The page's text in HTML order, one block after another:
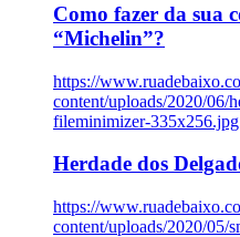
Como fazer da sua
“Michelin”?
https://
content/uploads/2020/06/
fileminimizer-335x256.jpg
Herdade dos
https://
content/uploads/2020/05/